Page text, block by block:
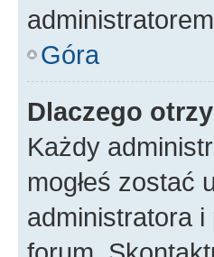
Góra
Dlaczego
Każdy
mogłeś zostać
administratora